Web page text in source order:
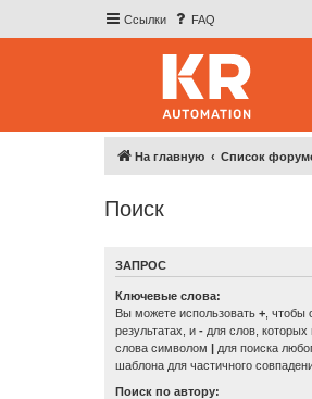
Ссылки FAQ
На главную Список
Поиск
ЗАПРОС
Ключевые слова:
Вы можете использовать + ,
результатах, и - для слов,
слова символом | для поиска
шаблона для частичного
Поиск по автору: